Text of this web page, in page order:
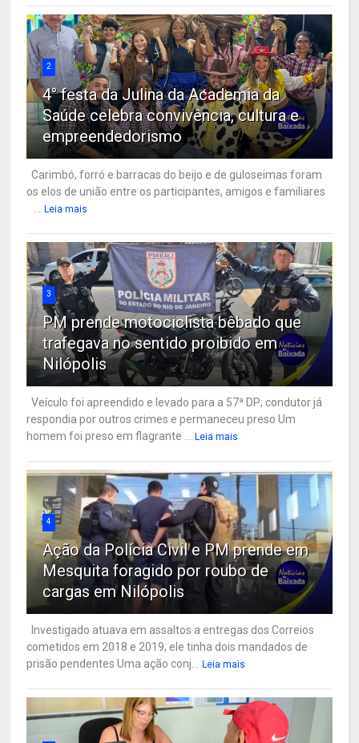
2
4° festa da Julina da Academia da
Saúde celebra convivência, cultura e
empreendedorismo
Carimbó, forró e barracas do beijo e de guloseimas foram
os elos de união entre os participantes, amigos e familiares
Leia mais
3
PM prende motociclista bêbado que
trafegava no sentido proibido em
Nilópolis
Veículo foi apreendido e levado para a 57ª DP; condutor já
respondia por outros crimes e permaneceu preso Um
homem foi preso em flagrante ...
Leia mais
4
Ação da Polícia Civil e PM prende em
Mesquita foragido por roubo de
cargas em Nilópolis
Investigado atuava em assaltos a entregas dos Correios
cometidos em 2018 e 2019; ele tinha dois mandados de
prisão pendentes Uma ação conj...
Leia mais